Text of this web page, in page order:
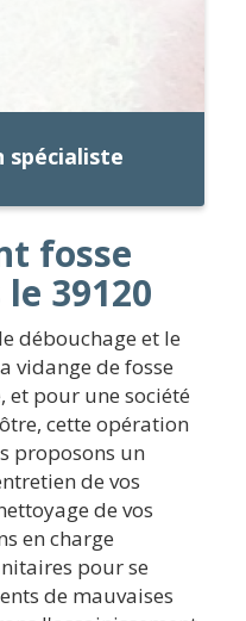
spécialiste
fosse
39120
débouchage et le
vidange de fosse
et pour une société
cette opération
proposons un
de vos
de vos
en charge
pour se
de mauvaises